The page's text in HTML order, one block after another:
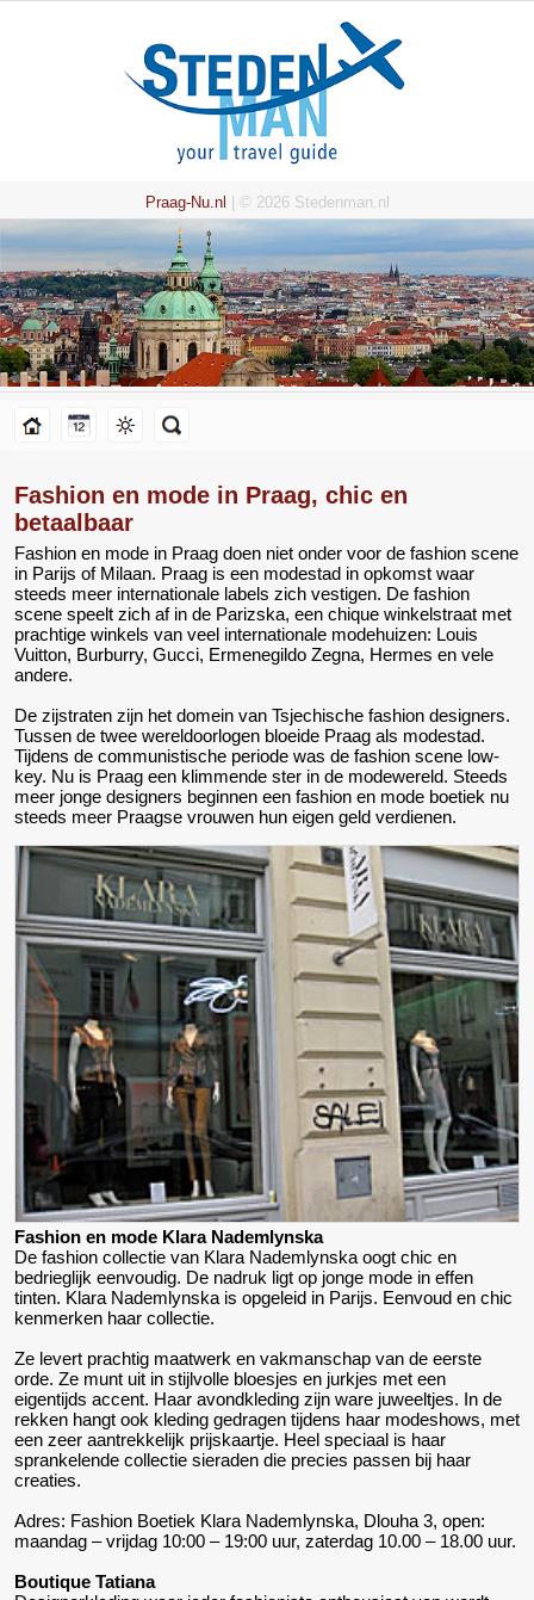
Praag-Nu.nl | © 2026 Stedenman.nl
Fashion en mode in Praag, chic en
betaalbaar
Fashion en mode in Praag doen niet onder voor de fashion scene
in Parijs of Milaan. Praag is een modestad in opkomst waar
steeds meer internationale labels zich vestigen. De fashion
scene speelt zich af in de Parizska, een chique winkelstraat met
prachtige winkels van veel internationale modehuizen: Louis
Vuitton, Burburry, Gucci, Ermenegildo Zegna, Hermes en vele
andere.
De zijstraten zijn het domein van Tsjechische fashion designers.
Tussen de twee wereldoorlogen bloeide Praag als modestad.
Tijdens de communistische periode was de fashion scene low-
key. Nu is Praag een klimmende ster in de modewereld. Steeds
meer jonge designers beginnen een fashion en mode boetiek nu
steeds meer Praagse vrouwen hun eigen geld verdienen.
Fashion en mode Klara Nademlynska
De fashion collectie van Klara Nademlynska oogt chic en
bedrieglijk eenvoudig. De nadruk ligt op jonge mode in effen
tinten. Klara Nademlynska is opgeleid in Parijs. Eenvoud en chic
kenmerken haar collectie.
Ze levert prachtig maatwerk en vakmanschap van de eerste
orde. Ze munt uit in stijlvolle bloesjes en jurkjes met een
eigentijds accent. Haar avondkleding zijn ware juweeltjes. In de
rekken hangt ook kleding gedragen tijdens haar modeshows, met
een zeer aantrekkelijk prijskaartje. Heel speciaal is haar
sprankelende collectie sieraden die precies passen bij haar
creaties.
Adres: Fashion Boetiek Klara Nademlynska, Dlouha 3, open:
maandag – vrijdag 10:00 – 19:00 uur, zaterdag 10.00 – 18.00 uur.
Boutique Tatiana